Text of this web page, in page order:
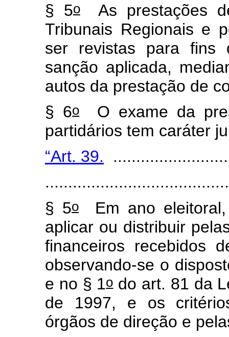
§ 5oAs prestações
Tribunais Regionais e
ser revistas para fins
sanção aplicada,
autos da prestação de
§ 6oO exame da
partidários tem caráter
“Art. 39.
§ 5o Em ano
aplicar ou distribuir
financeiros recebidos
observando-se o
e no § 1odo art. 81 da
de 1997, e os
órgãos de direção e